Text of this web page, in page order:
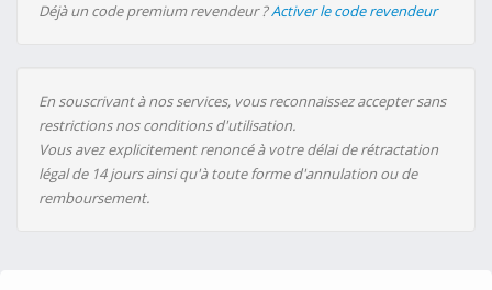
Déjà un code premium revendeur ?Activer le code revendeur
En souscrivant à nos services, vous reconnaissez accepter sans
restrictions nos conditions d'utilisation.
Vous avez explicitement renoncé à votre délai de rétractation
légal de 14 jours ainsi qu'à toute forme d'annulation ou de
remboursement.